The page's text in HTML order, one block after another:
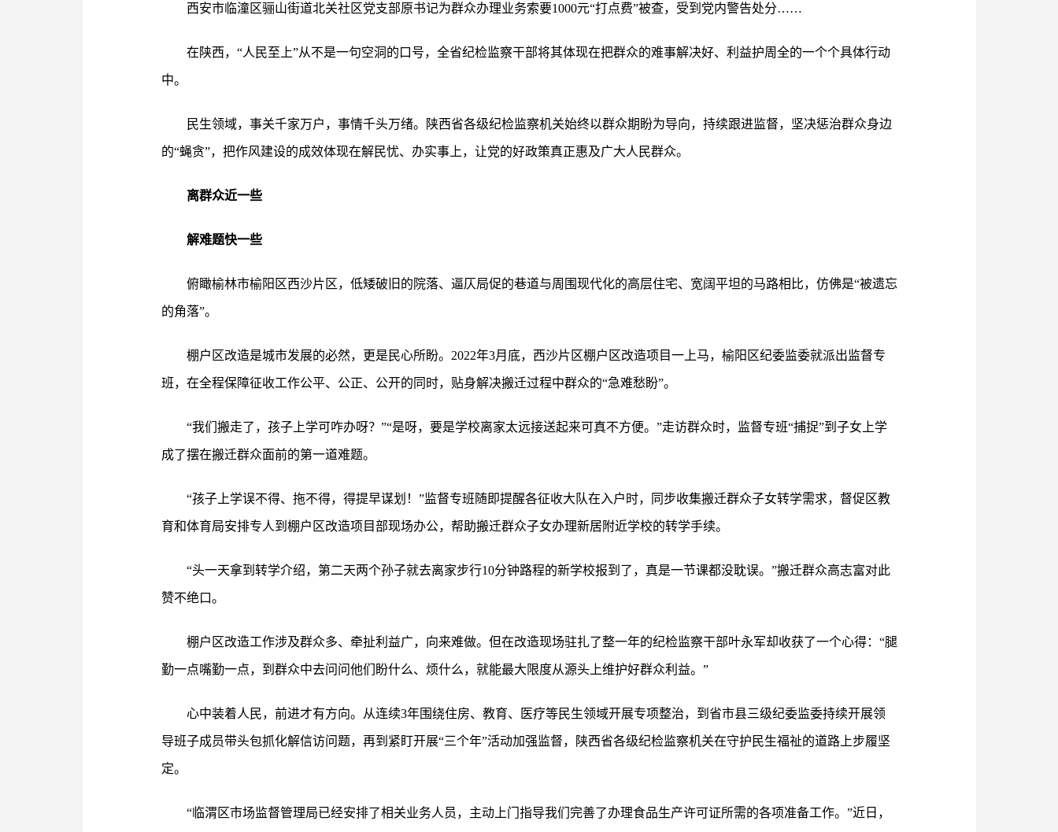
西安市临潼区骊山街道北关社区党支部原书记为群众办理业务索要1000元“打点费”被查，受到党内警告处分……
在陕西，“人民至上”从不是一句空洞的口号，全省纪检监察干部将其体现在把群众的难事解决好、利益护周全的一个个具体行动
中。
民生领域，事关千家万户，事情千头万绪。陕西省各级纪检监察机关始终以群众期盼为导向，持续跟进监督，坚决惩治群众身边
的“蝇贪”，把作风建设的成效体现在解民忧、办实事上，让党的好政策真正惠及广大人民群众。
离群众近一些
解难题快一些
俯瞰榆林市榆阳区西沙片区，低矮破旧的院落、逼仄局促的巷道与周围现代化的高层住宅、宽阔平坦的马路相比，仿佛是“被遗忘
的角落”。
棚户区改造是城市发展的必然，更是民心所盼。2022年3月底，西沙片区棚户区改造项目一上马，榆阳区纪委监委就派出监督专
班，在全程保障征收工作公平、公正、公开的同时，贴身解决搬迁过程中群众的“急难愁盼”。
“我们搬走了，孩子上学可咋办呀？”“是呀，要是学校离家太远接送起来可真不方便。”走访群众时，监督专班“捕捉”到子女上学
成了摆在搬迁群众面前的第一道难题。
“孩子上学误不得、拖不得，得提早谋划！”监督专班随即提醒各征收大队在入户时，同步收集搬迁群众子女转学需求，督促区教
育和体育局安排专人到棚户区改造项目部现场办公，帮助搬迁群众子女办理新居附近学校的转学手续。
“头一天拿到转学介绍，第二天两个孙子就去离家步行10分钟路程的新学校报到了，真是一节课都没耽误。”搬迁群众高志富对此
赞不绝口。
棚户区改造工作涉及群众多、牵扯利益广，向来难做。但在改造现场驻扎了整一年的纪检监察干部叶永军却收获了一个心得：“腿
勤一点嘴勤一点，到群众中去问问他们盼什么、烦什么，就能最大限度从源头上维护好群众利益。”
心中装着人民，前进才有方向。从连续3年围绕住房、教育、医疗等民生领域开展专项整治，到省市县三级纪委监委持续开展领
导班子成员带头包抓化解信访问题，再到紧盯开展“三个年”活动加强监督，陕西省各级纪检监察机关在守护民生福祉的道路上步履坚
定。
“临渭区市场监督管理局已经安排了相关业务人员，主动上门指导我们完善了办理食品生产许可证所需的各项准备工作。”近日，